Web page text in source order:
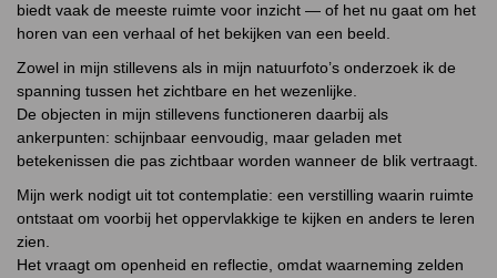
biedt vaak de meeste ruimte voor inzicht — of het nu gaat om het
horen van een verhaal of het bekijken van een beeld.
Zowel in mijn stillevens als in mijn natuurfoto’s onderzoek ik de
spanning tussen het zichtbare en het wezenlijke.
De objecten in mijn stillevens functioneren daarbij als
ankerpunten: schijnbaar eenvoudig, maar geladen met
betekenissen die pas zichtbaar worden wanneer de blik vertraagt.
Mijn werk nodigt uit tot contemplatie: een verstilling waarin ruimte
ontstaat om voorbij het oppervlakkige te kijken en anders te leren
zien.
Het vraagt om openheid en reflectie, omdat waarneming zelden